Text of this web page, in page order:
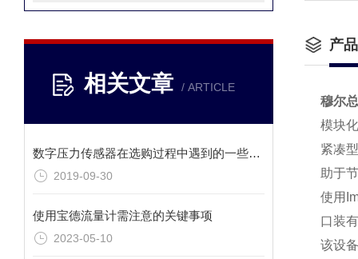
相关文章 / ARTICLE
数字压力传感器在选购过程中遇到的一些疑惑解答
2019-09-30
使用宝德流量计需注意的关键事项
2023-05-10
产
穆尔
模块
紧凑
助于
使用
口装
该设